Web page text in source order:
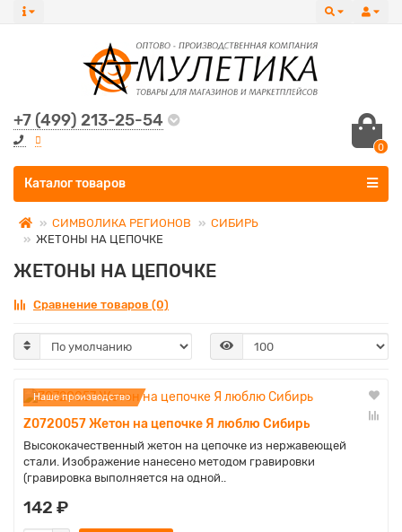
+7 (499) 213-25-54
0
Все категории
Каталог товаров
СИМВОЛИКА РЕГИОНОВ
СИБИРЬ
ЖЕТОНЫ НА ЦЕПОЧКЕ
ЖЕТОНЫ НА ЦЕПОЧКЕ
Сравнение товаров (0)
Наше производство
Z0720057 Жетон на цепочке Я люблю Сибирь
Высококачественный жетон на цепочке из нержавеющей
стали. Изображение нанесено методом гравировки
(гравировка выполняется на одной..
142 ₽